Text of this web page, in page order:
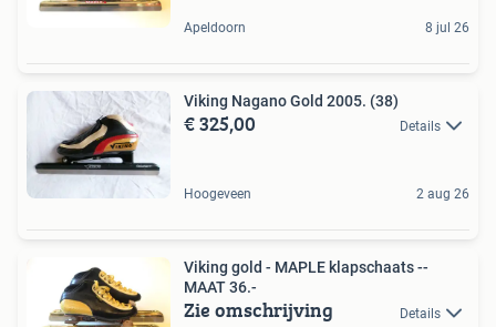
Apeldoorn 8 jul 26
Viking Nagano Gold 2005. (38)
€ 325,00 Details
Hoogeveen 2 aug 26
Viking gold - MAPLE klapschaats --
MAAT 36.-
Zie omschrijving Details